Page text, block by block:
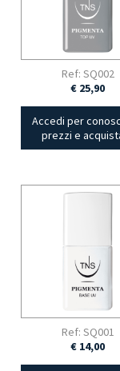
Ref: SQ002
€ 25,90
Accedi per
prezzi e
Ref: SQ001
€ 14,00